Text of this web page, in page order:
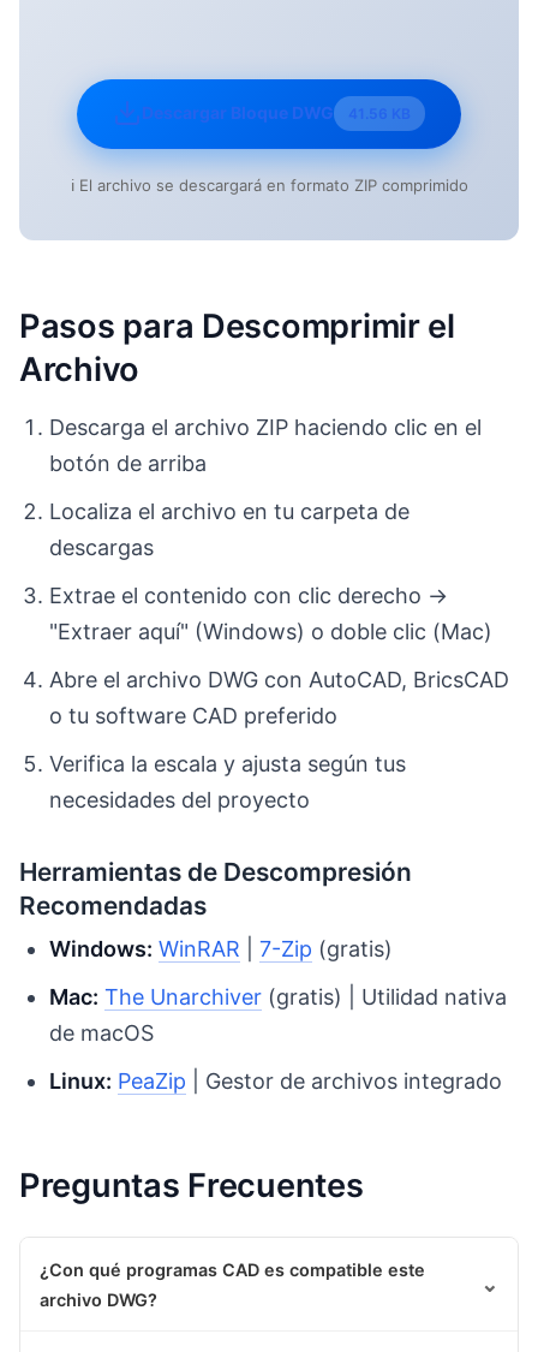
Descargar Bloque DWG 41.56 KB
ℹ️ El archivo se descargará en formato ZIP comprimido
Pasos para Descomprimir el
Archivo
Descarga el archivo ZIP haciendo clic en el
botón de arriba
Localiza el archivo en tu carpeta de
descargas
Extrae el contenido con clic derecho →
"Extraer aquí" (Windows) o doble clic (Mac)
Abre el archivo DWG con AutoCAD, BricsCAD
o tu software CAD preferido
Verifica la escala y ajusta según tus
necesidades del proyecto
Herramientas de Descompresión
Recomendadas
Windows: WinRAR |7-Zip (gratis)
Mac: The Unarchiver (gratis) | Utilidad nativa
de macOS
Linux: PeaZip | Gestor de archivos integrado
Preguntas Frecuentes
¿Con qué programas CAD es compatible este
archivo DWG?
⌄